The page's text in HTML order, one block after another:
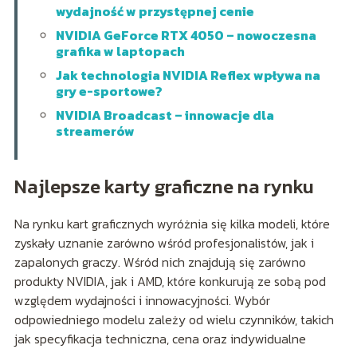
wydajność w przystępnej cenie
NVIDIA GeForce RTX 4050 – nowoczesna
grafika w laptopach
Jak technologia NVIDIA Reflex wpływa na
gry e-sportowe?
NVIDIA Broadcast – innowacje dla
streamerów
Najlepsze karty graficzne na rynku
Na rynku kart graficznych wyróżnia się kilka modeli, które
zyskały uznanie zarówno wśród profesjonalistów, jak i
zapalonych graczy. Wśród nich znajdują się zarówno
produkty NVIDIA, jak i AMD, które konkurują ze sobą pod
względem wydajności i innowacyjności. Wybór
odpowiedniego modelu zależy od wielu czynników, takich
jak specyfikacja techniczna, cena oraz indywidualne